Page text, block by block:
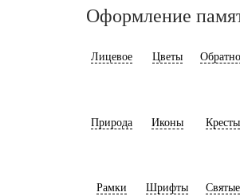
Оформление
Лицевое Цветы
Природа Иконы Кресты
Рамки Шрифты Святые